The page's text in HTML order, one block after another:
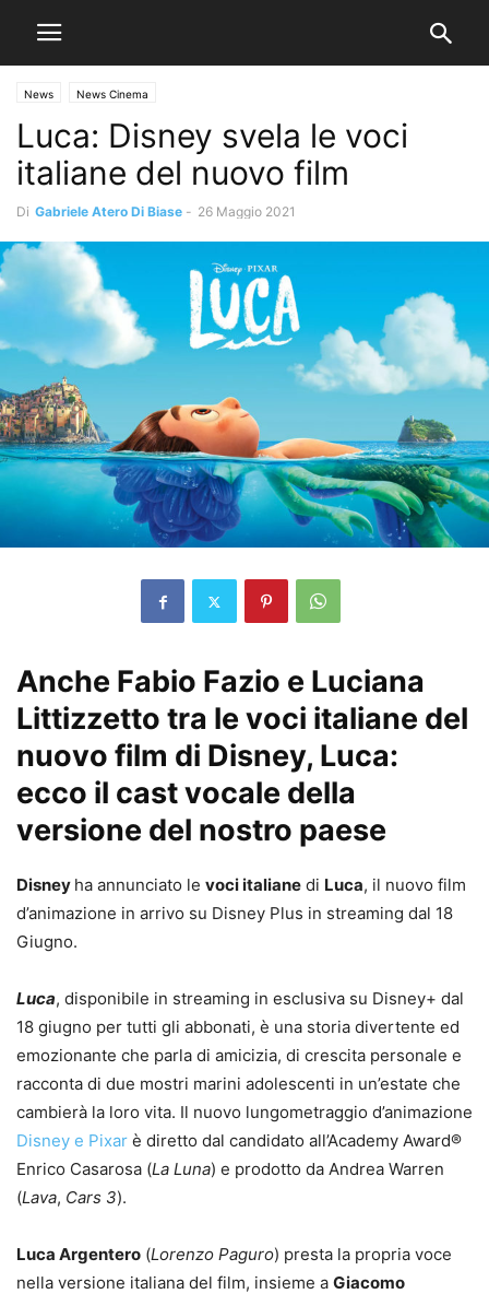
News News Cinema
Luca: Disney svela le voci
italiane del nuovo film
Di Gabriele Atero Di Biase - 26 Maggio 2021
Anche Fabio Fazio e Luciana
Littizzetto tra le voci italiane del
nuovo film di Disney, Luca:
ecco il cast vocale della
versione del nostro paese
Disney ha annunciato le voci italiane di Luca, il nuovo film
d’animazione in arrivo su Disney Plus in streaming dal 18
Giugno.
Luca, disponibile in streaming in esclusiva su Disney+ dal
18 giugno per tutti gli abbonati, è una storia divertente ed
emozionante che parla di amicizia, di crescita personale e
racconta di due mostri marini adolescenti in un’estate che
cambierà la loro vita. Il nuovo lungometraggio d’animazione
Disney e Pixar è diretto dal candidato all’Academy Award®
Enrico Casarosa (La Luna) e prodotto da Andrea Warren
(Lava, Cars 3).
Luca Argentero (Lorenzo Paguro) presta la propria voce
nella versione italiana del film, insieme a Giacomo